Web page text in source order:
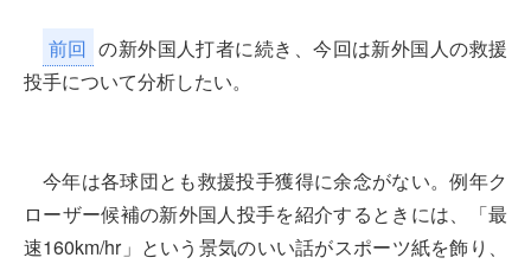
前回 の新外国人打者に続き、今回は新外国人の救援
投手について分析したい。
今年は各球団とも救援投手獲得に余念がない。例年ク
ローザー候補の新外国人投手を紹介するときには、「最
速160km/hr」という景気のいい話がスポーツ紙を飾り、